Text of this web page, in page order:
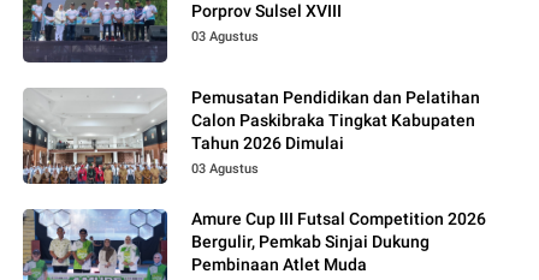
Porprov Sulsel XVIII
03 Agustus
Pemusatan Pendidikan dan Pelatihan
Calon Paskibraka Tingkat Kabupaten
Tahun 2026 Dimulai
03 Agustus
Amure Cup III Futsal Competition 2026
Bergulir, Pemkab Sinjai Dukung
Pembinaan Atlet Muda